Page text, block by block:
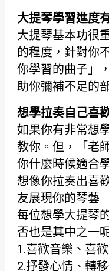
大提琴學習進度
大提琴基本功很
的程度，針對你
你學習的曲子」
助你彌補不足的
想學拉奏自己喜
如果你有非常想
教你。但，「老
你什麼時候適合
想像你拉奏出喜
友展現你的琴藝
每位想學大提琴
否也是其中之一
1.喜歡音樂、喜
2.抒發心情、轉